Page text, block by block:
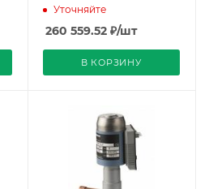
ходовой с
модулирующим
управлением,
соединение пайкой,
PN32, DN32, KVS 12, AC 24
Уточняйте
260 559.52₽/шт
В КОРЗИНУ